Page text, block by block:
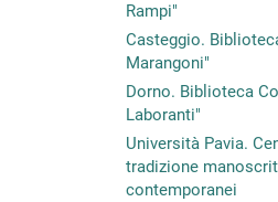
Rampi"
Casteggio.
Marangoni"
Dorno. Biblioteca
Laboranti"
Università Pavia.
tradizione
contemporanei